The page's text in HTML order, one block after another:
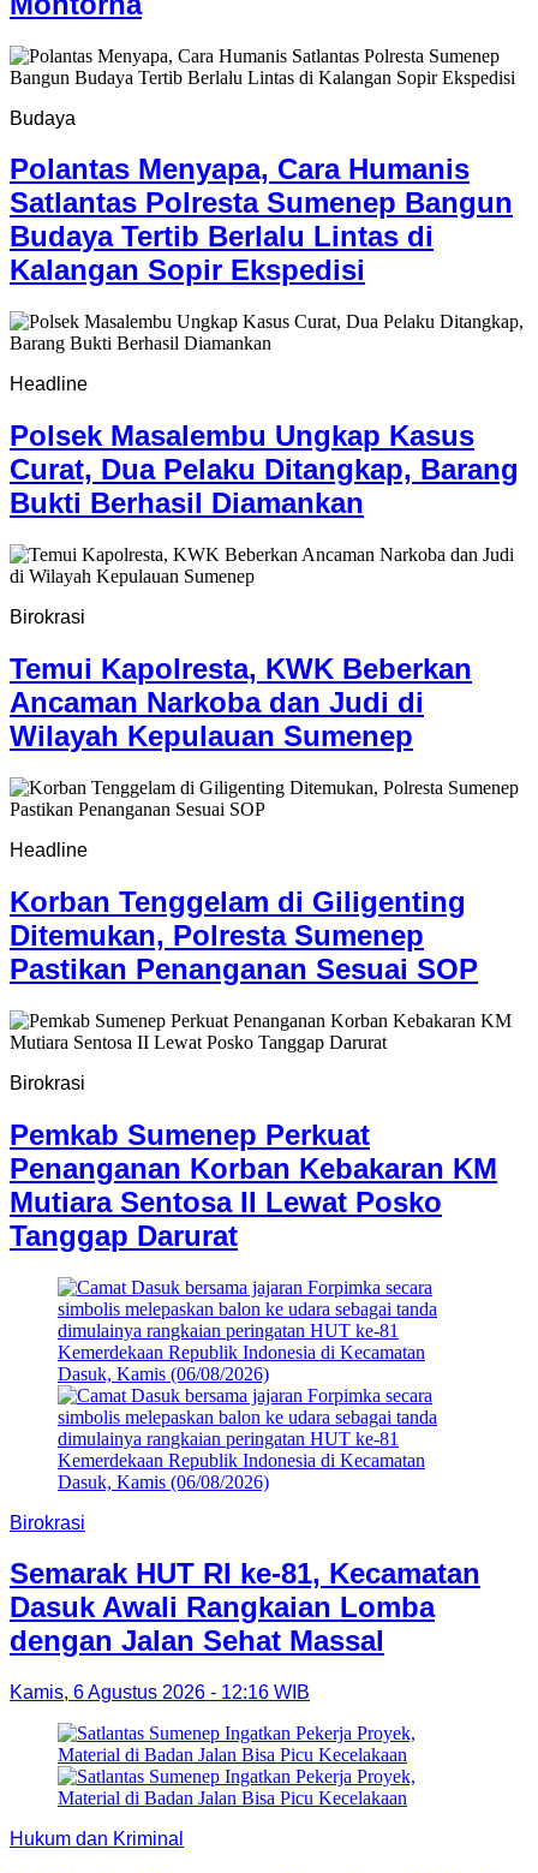
Budaya
Polantas Menyapa, Cara Humanis
Satlantas Polresta Sumenep Bangun
Budaya Tertib Berlalu Lintas di
Kalangan Sopir Ekspedisi
Headline
Polsek Masalembu Ungkap Kasus
Curat, Dua Pelaku Ditangkap, Barang
Bukti Berhasil Diamankan
Birokrasi
Temui Kapolresta, KWK Beberkan
Ancaman Narkoba dan Judi di
Wilayah Kepulauan Sumenep
Headline
Korban Tenggelam di Giligenting
Ditemukan, Polresta Sumenep
Pastikan Penanganan Sesuai SOP
Birokrasi
Pemkab Sumenep Perkuat
Penanganan Korban Kebakaran KM
Mutiara Sentosa II Lewat Posko
Tanggap Darurat
Birokrasi
Semarak HUT RI ke-81, Kecamatan
Dasuk Awali Rangkaian Lomba
dengan Jalan Sehat Massal
Kamis, 6 Agustus 2026 - 12:16 WIB
Hukum dan Kriminal